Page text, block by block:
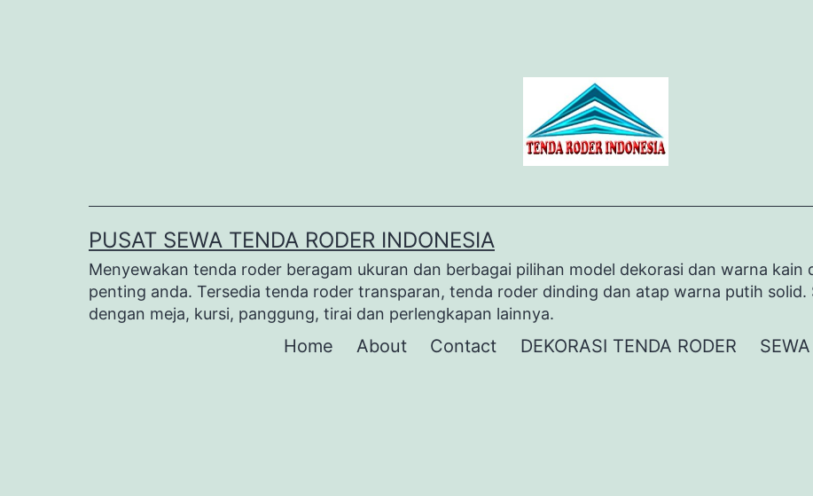
PUSAT SEWA TENDA RODER INDONESIA
Menyewakan tenda roder beragam ukuran dan berbagai pilihan model dekorasi dan warna kain
penting anda. Tersedia tenda roder transparan, tenda roder dinding dan atap warna putih solid.
dengan meja, kursi, panggung, tirai dan perlengkapan lainnya.
Home About Contact DEKORASI TENDA RODER